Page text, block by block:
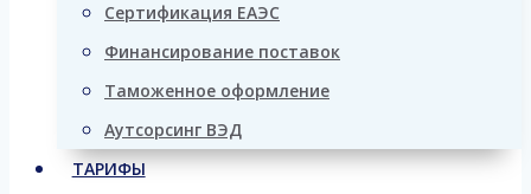
Сертификация ЕАЭС
Финансирование поставок
Таможенное оформление
Аутсорсинг ВЭД
ТАРИФЫ